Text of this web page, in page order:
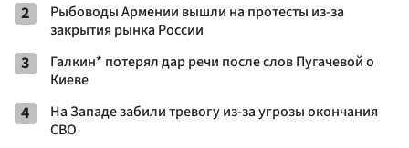
2
Рыбоводы Армении вышли на протесты из-за
закрытия рынка России
3
Галкин* потерял дар речи после слов Пугачевой о
Киеве
4
На Западе забили тревогу из-за угрозы окончания
СВО